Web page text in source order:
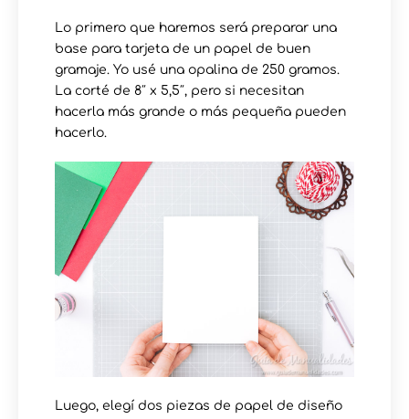
Lo primero que haremos será preparar una
base para tarjeta de un papel de buen
gramaje. Yo usé una opalina de 250 gramos.
La corté de 8″ x 5,5″, pero si necesitan
hacerla más grande o más pequeña pueden
hacerlo.
Luego, elegí dos piezas de papel de diseño